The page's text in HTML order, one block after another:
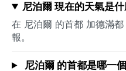
尼泊爾 現在的天氣是什
在 尼泊爾 的首都 加德滿
報。
尼泊爾 的首都是哪一